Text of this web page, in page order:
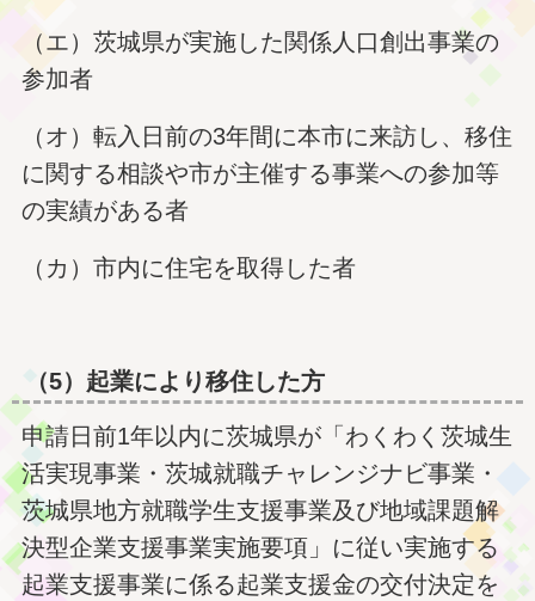
（エ）茨城県が実施した関係人口創出事業の
参加者
（オ）転入日前の3年間に本市に来訪し、移住
に関する相談や市が主催する事業への参加等
の実績がある者
（カ）市内に住宅を取得した者
（5）起業により移住した方
申請日前1年以内に茨城県が「わくわく茨城生
活実現事業・茨城就職チャレンジナビ事業・
茨城県地方就職学生支援事業及び地域課題解
決型企業支援事業実施要項」に従い実施する
起業支援事業に係る起業支援金の交付決定を